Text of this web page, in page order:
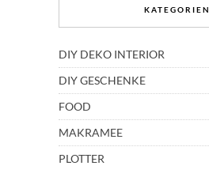
KATEGORIEN
DIY DEKO INTERIOR
DIY GESCHENKE
FOOD
MAKRAMEE
PLOTTER